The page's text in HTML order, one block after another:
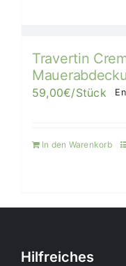
Travertin
59,00€/Stück
In den Warenkorb
Hilfreiches